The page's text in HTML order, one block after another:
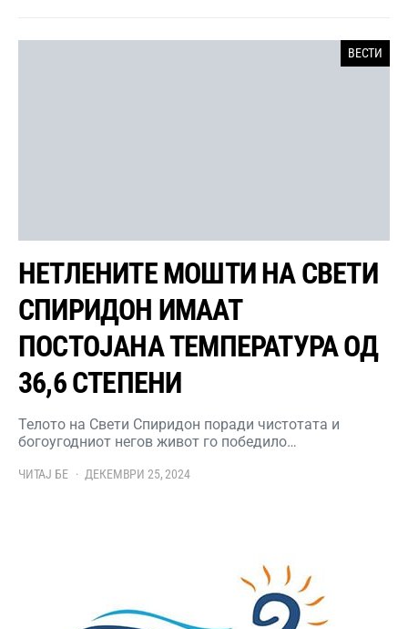
ВЕСТИ
НЕТЛЕНИТЕ МОШТИ НА СВЕТИ
СПИРИДОН ИМААТ
ПОСТОЈАНА ТЕМПЕРАТУРА ОД
36,6 СТЕПЕНИ
Телото на Свети Спиридон поради чистотата и
богоугодниот негов живот го победило…
ЧИТАЈ БЕ ДЕКЕМВРИ 25, 2024